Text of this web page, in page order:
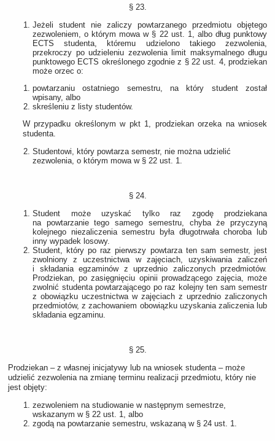
§ 23.
Jeżeli student nie zaliczy powtarzanego przedmiotu objętego
zezwoleniem, o którym mowa w § 22 ust. 1, albo dług punktowy
ECTS studenta, któremu udzielono takiego zezwolenia,
przekroczy po udzieleniu zezwolenia limit maksymalnego długu
punktowego ECTS określonego zgodnie z § 22 ust. 4, prodziekan
może orzec o:
powtarzaniu ostatniego semestru, na który student został
wpisany, albo
skreśleniu z listy studentów.
W przypadku określonym w pkt 1, prodziekan orzeka na wniosek
studenta.
Studentowi, który powtarza semestr, nie można udzielić
zezwolenia, o którym mowa w § 22 ust. 1.
§ 24.
Student może uzyskać tylko raz zgodę prodziekana
na powtarzanie tego samego semestru, chyba że przyczyną
kolejnego niezaliczenia semestru była długotrwała choroba lub
inny wypadek losowy.
Student, który po raz pierwszy powtarza ten sam semestr, jest
zwolniony z uczestnictwa w zajęciach, uzyskiwania zaliczeń
i składania egzaminów z uprzednio zaliczonych przedmiotów.
Prodziekan, po zasięgnięciu opinii prowadzącego zajęcia, może
zwolnić studenta powtarzającego po raz kolejny ten sam semestr
z obowiązku uczestnictwa w zajęciach z uprzednio zaliczonych
przedmiotów, z zachowaniem obowiązku uzyskania zaliczenia lub
składania egzaminu.
§ 25.
Prodziekan – z własnej inicjatywy lub na wniosek studenta – może
udzielić zezwolenia na zmianę terminu realizacji przedmiotu, który nie
jest objęty:
zezwoleniem na studiowanie w następnym semestrze,
wskazanym w § 22 ust. 1, albo
zgodą na powtarzanie semestru, wskazaną w § 24 ust. 1.